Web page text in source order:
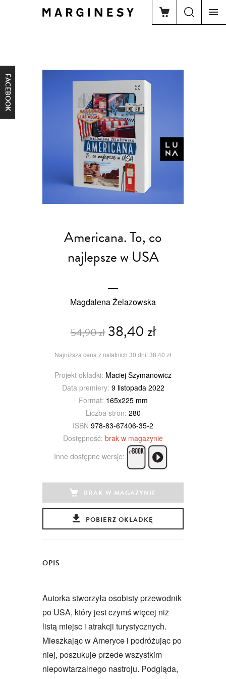
FACEBOOK
Americana. To, co
najlepsze w USA
Magdalena Żelazowska
54,90 zł38,40 zł
Najniższa cena z ostatnich 30 dni: 38,40 zł
Projekt okładki: Maciej Szymanowicz
Data premiery: 9 listopada 2022
Format: 165x225 mm
Liczba stron: 280
ISBN 978-83-67406-35-2
Dostępność: brak w magazynie
Inne dostępne wersje:
BRAK W MAGAZYNIE
POBIERZ OKŁADKĘ
OPIS
Autorka stworzyła osobisty przewodnik
po USA, który jest czymś więcej niż
listą miejsc i atrakcji turystycznych.
Mieszkając w Ameryce i podróżując po
niej, poszukuje przede wszystkim
niepowtarzalnego nastroju. Podgląda,